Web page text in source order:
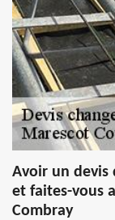
Avoir un
et faites-vous
Combray